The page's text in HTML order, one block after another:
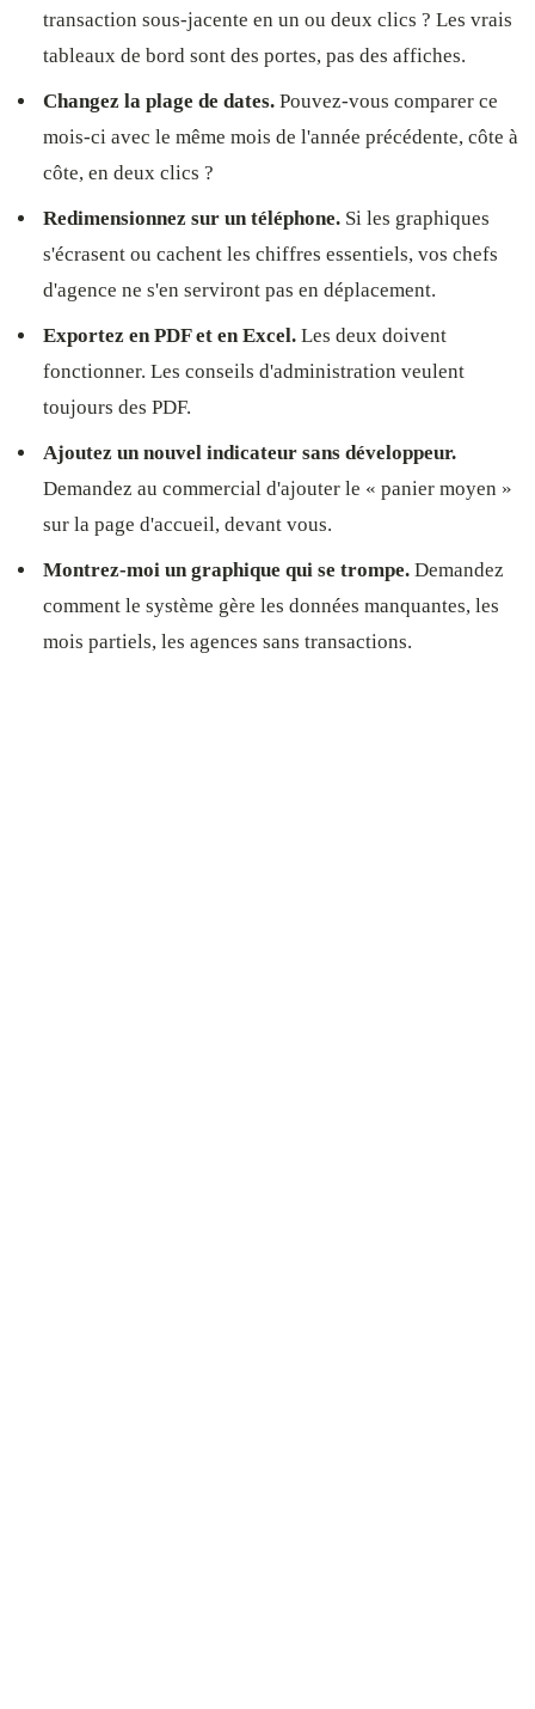
transaction sous-jacente en un ou deux clics ? Les vrais
tableaux de bord sont des portes, pas des affiches.
Changez la plage de dates. Pouvez-vous comparer ce
mois-ci avec le même mois de l'année précédente, côte à
côte, en deux clics ?
Redimensionnez sur un téléphone. Si les graphiques
s'écrasent ou cachent les chiffres essentiels, vos chefs
d'agence ne s'en serviront pas en déplacement.
Exportez en PDF et en Excel. Les deux doivent
fonctionner. Les conseils d'administration veulent
toujours des PDF.
Ajoutez un nouvel indicateur sans développeur.
Demandez au commercial d'ajouter le « panier moyen »
sur la page d'accueil, devant vous.
Montrez-moi un graphique qui se trompe. Demandez
comment le système gère les données manquantes, les
mois partiels, les agences sans transactions.